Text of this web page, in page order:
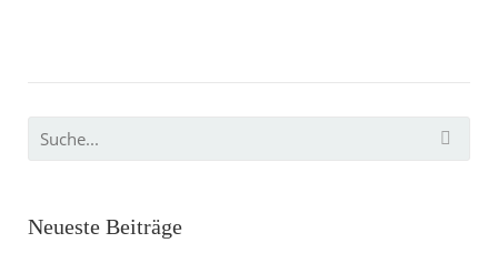
Neueste Beiträge